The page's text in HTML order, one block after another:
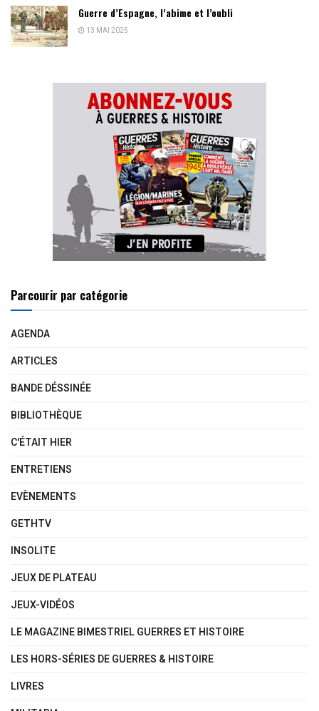
Guerre d’Espagne, l’abime et l’oubli
13 MAI 2025
Parcourir par catégorie
AGENDA
ARTICLES
BANDE DÉSSINÉE
BIBLIOTHÈQUE
C'ÉTAIT HIER
ENTRETIENS
EVÈNEMENTS
GETHTV
INSOLITE
JEUX DE PLATEAU
JEUX-VIDÉOS
LE MAGAZINE BIMESTRIEL GUERRES ET HISTOIRE
LES HORS-SÉRIES DE GUERRES & HISTOIRE
LIVRES